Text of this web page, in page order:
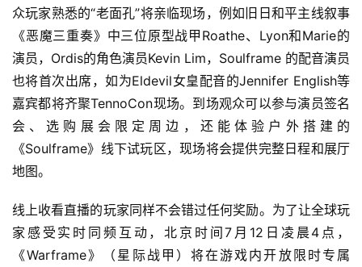
单
机
游
戏
休
闲
游
2
0
众玩家熟悉的“老面孔”将亲临现场，例如旧日和平主线叙事
《恶魔三重奏》中三位原型战甲Roathe、Lyon和Marie的
演员，Ordis的角色演员Kevin Lim，Soulframe 的配音演员
也将首次出席，如为Eldevil女皇配音的Jennifer English等
嘉宾都将齐聚TennoCon现场。到场观众可以参与演员签名
会、选购展会限定周边，还能体验户外搭建的
《Soulframe》线下试玩区，现场将会提供完整日程和展厅
地图。
线上收看直播的玩家同样不会错过任何奖励。为了让全球玩
家感受实时同频互动，北京时间7月12日凌晨4点，
《Warframe》（星际战甲）将在游戏内开放限时专属